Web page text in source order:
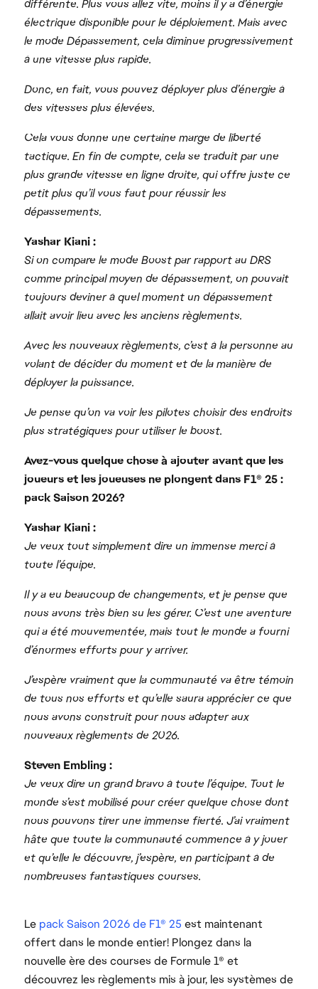
différente. Plus vous allez vite, moins il y a d’énergie
électrique disponible pour le déploiement. Mais avec
le mode Dépassement, cela diminue progressivement
à une vitesse plus rapide.
Donc, en fait, vous pouvez déployer plus d’énergie à
des vitesses plus élevées.
Cela vous donne une certaine marge de liberté
tactique. En fin de compte, cela se traduit par une
plus grande vitesse en ligne droite, qui offre juste ce
petit plus qu’il vous faut pour réussir les
dépassements.
Yashar Kiani :
Si on compare le mode Boost par rapport au DRS
comme principal moyen de dépassement, on pouvait
toujours deviner à quel moment un dépassement
allait avoir lieu avec les anciens règlements.
Avec les nouveaux règlements, c’est à la personne au
volant de décider du moment et de la manière de
déployer la puissance.
Je pense qu’on va voir les pilotes choisir des endroits
plus stratégiques pour utiliser le boost.
Avez-vous quelque chose à ajouter avant que les
joueurs et les joueuses ne plongent dans F1® 25 :
pack Saison 2026?
Yashar Kiani :
Je veux tout simplement dire un immense merci à
toute l’équipe.
Il y a eu beaucoup de changements, et je pense que
nous avons très bien su les gérer. C’est une aventure
qui a été mouvementée, mais tout le monde a fourni
d’énormes efforts pour y arriver.
J’espère vraiment que la communauté va être témoin
de tous nos efforts et qu’elle saura apprécier ce que
nous avons construit pour nous adapter aux
nouveaux règlements de 2026.
Steven Embling :
Je veux dire un grand bravo à toute l’équipe. Tout le
monde s’est mobilisé pour créer quelque chose dont
nous pouvons tirer une immense fierté. J’ai vraiment
hâte que toute la communauté commence à y jouer
et qu’elle le découvre, j’espère, en participant à de
nombreuses fantastiques courses.
Le pack Saison 2026 de F1® 25 est maintenant
offert dans le monde entier! Plongez dans la
nouvelle ère des courses de Formule 1® et
découvrez les règlements mis à jour, les systèmes de